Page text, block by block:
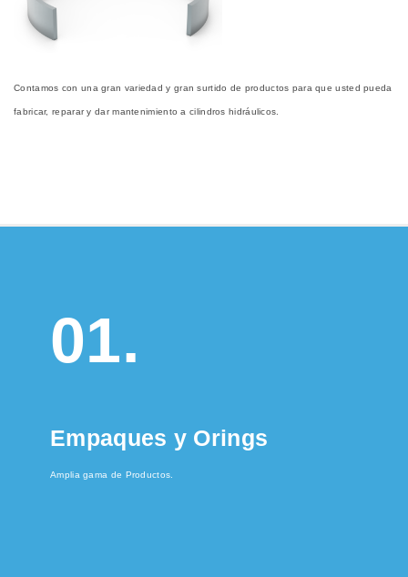
Contamos con una gran variedad y gran surtido de productos para que usted pueda
fabricar, reparar y dar mantenimiento a cilindros hidráulicos.
01.
Empaques y Orings
Amplia gama de Productos.